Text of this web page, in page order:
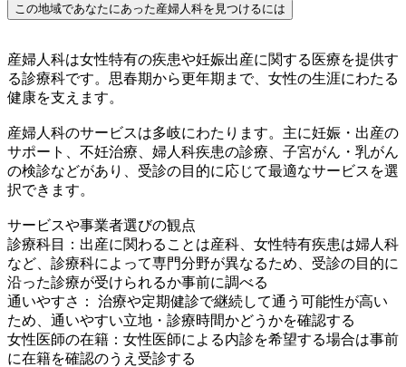
この地域であなたにあった産婦人科を見つけるには
産婦人科は女性特有の疾患や妊娠出産に関する医療を提供す
る診療科です。思春期から更年期まで、女性の生涯にわたる
健康を支えます。
産婦人科のサービスは多岐にわたります。主に妊娠・出産の
サポート、不妊治療、婦人科疾患の診療、子宮がん・乳がん
の検診などがあり、受診の目的に応じて最適なサービスを選
択できます。
サービスや事業者選びの観点
診療科目：出産に関わることは産科、女性特有疾患は婦人科
など、診療科によって専門分野が異なるため、受診の目的に
沿った診療が受けられるか事前に調べる
通いやすさ： 治療や定期健診で継続して通う可能性が高い
ため、通いやすい立地・診療時間かどうかを確認する
女性医師の在籍：女性医師による内診を希望する場合は事前
に在籍を確認のうえ受診する